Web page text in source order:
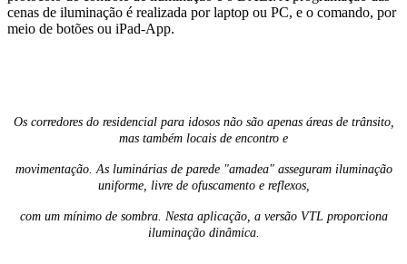
cenas de iluminação é realizada por laptop ou PC, e o comando, por
meio de botões ou iPad-App.
Os corredores do residencial para idosos não são apenas áreas de trânsito,
mas também locais de encontro e
movimentação. As luminárias de parede "amadea" asseguram iluminação
uniforme, livre de ofuscamento e reflexos,
com um mínimo de sombra. Nesta aplicação, a versão VTL proporciona
iluminação dinâmica.